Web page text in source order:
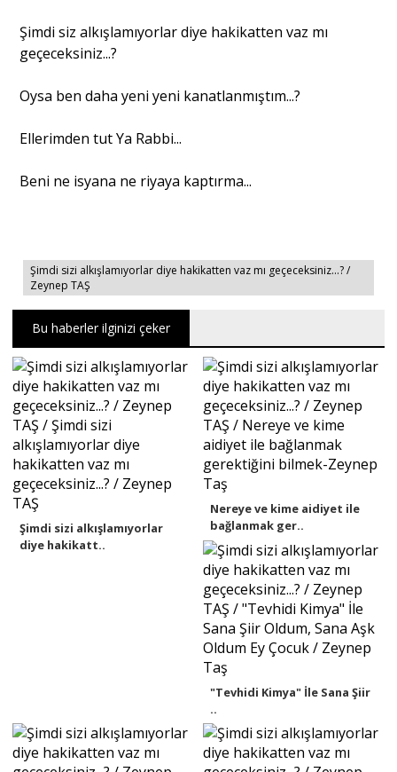
Şimdi siz alkışlamıyorlar diye hakikatten vaz mı
geçeceksiniz...?
Oysa ben daha yeni yeni kanatlanmıştım...?
Ellerimden tut Ya Rabbi...
Beni ne isyana ne riyaya kaptırma...
Şimdi sizi alkışlamıyorlar diye hakikatten vaz mı geçeceksiniz...? /
Zeynep TAŞ
Bu haberler ilginizi çeker
Şimdi sizi alkışlamıyorlar
diye hakikatt..
Nereye ve kime aidiyet ile
bağlanmak ger..
"Tevhidi Kimya" İle Sana Şiir
..